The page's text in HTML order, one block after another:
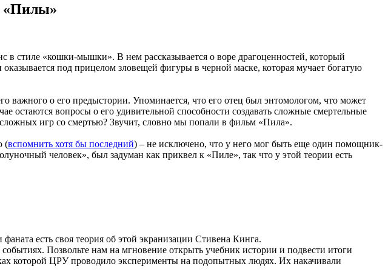
«Пилы»
стиле «кошки-мышки». В нем рассказывается о воре драгоценностей, который
под прицелом зловещей фигуры в черной маске, которая мучает богатую
важного о его предыстории. Упоминается, что его отец был энтомологом, что может
остаются вопросы о его удивительной способности создавать сложные смертельные
игр со смертью? Звучит, словно мы попали в фильм «Пила».
(вспомнить хотя бы последний) – не исключено, что у него мог быть еще один помощник-
человек», был задуман как приквел к «Пиле», так что у этой теории есть
есть своя теория об этой экранизации Стивена Кинга.
Позвольте нам на мгновение открыть учебник истории и подвести итоги
которой ЦРУ проводило эксперименты на подопытных людях. Их накачивали